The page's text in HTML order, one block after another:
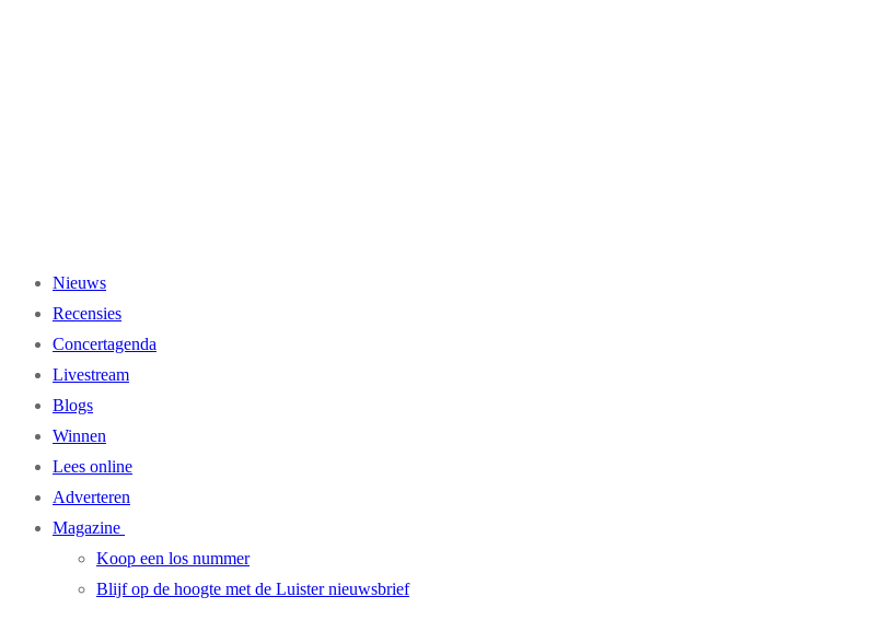
Nieuws
Recensies
Concertagenda
Livestream
Blogs
Winnen
Lees online
Adverteren
Magazine
Koop een los nummer
Blijf op de hoogte met de Luister nieuwsbrief